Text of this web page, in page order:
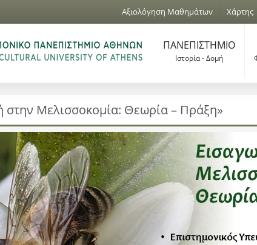
Jump to
Αξιολόγηση Μαθημάτων Χάρτης
ΠΑΝΕΠΙΣΤΗΜΙΟ
Ιστορία - Δομή
στην Μελισσοκομία: Θεωρία – Πράξη»